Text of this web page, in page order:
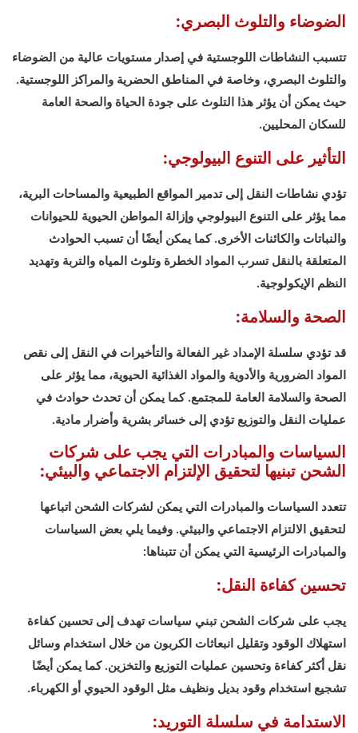
الضوضاء والتلوث البصري:
تتسبب النشاطات اللوجستية في إصدار مستويات عالية من الضوضاء
والتلوث البصري، وخاصة في المناطق الحضرية والمراكز اللوجستية.
حيث يمكن أن يؤثر هذا التلوث على جودة الحياة والصحة العامة
للسكان المحليين.
التأثير على التنوع البيولوجي:
تؤدي نشاطات النقل إلى تدمير المواقع الطبيعية والمساحات البرية،
مما يؤثر على التنوع البيولوجي وإزالة المواطن الحيوية للحيوانات
والنباتات والكائنات الأخرى. كما يمكن أيضًا أن تسبب الحوادث
المتعلقة بالنقل تسرب المواد الخطرة وتلوث المياه والتربة وتهديد
النظم الإيكولوجية.
الصحة والسلامة:
قد تؤدي سلسلة الإمداد غير الفعالة والتأخيرات في النقل إلى نقص
المواد الضرورية والأدوية والمواد الغذائية الحيوية، مما يؤثر على
الصحة والسلامة العامة للمجتمع. كما يمكن أن تحدث حوادث في
عمليات النقل والتوزيع تؤدي إلى خسائر بشرية وأضرار مادية.
السياسات والمبادرات التي يجب على شركات
الشحن تبنيها لتحقيق الإلتزام الاجتماعي والبيئي:
تتعدد السياسات والمبادرات التي يمكن لشركات الشحن اتباعها
لتحقيق الالتزام الاجتماعي والبيئي. وفيما يلي بعض السياسات
والمبادرات الرئيسية التي يمكن أن تتبناها:
تحسين كفاءة النقل:
يجب على شركات الشحن تبني سياسات تهدف إلى تحسين كفاءة
استهلاك الوقود وتقليل انبعاثات الكربون من خلال استخدام وسائل
نقل أكثر كفاءة وتحسين عمليات التوزيع والتخزين. كما يمكن أيضًا
تشجيع استخدام وقود بديل ونظيف مثل الوقود الحيوي أو الكهرباء.
الاستدامة في سلسلة التوريد: